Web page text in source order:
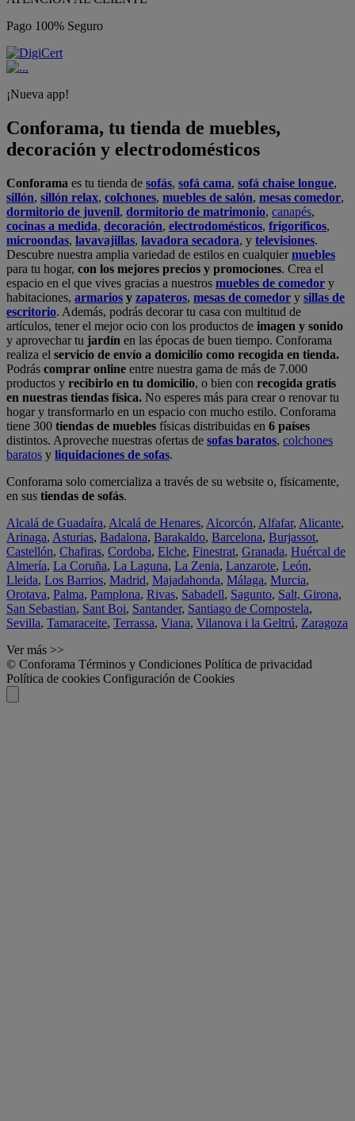
Pago 100% Seguro
¡Nueva app!
Conforama, tu tienda de muebles,
decoración y electrodomésticos
Conforama es tu tienda de sofás, sofá cama, sofá chaise longue,
sillón, sillón relax, colchones, muebles de salón, mesas comedor,
dormitorio de juvenil, dormitorio de matrimonio, canapés,
cocinas a medida, decoración, electrodomésticos, frigoríficos,
microondas, lavavajillas, lavadora secadora, y televisiones.
Descubre nuestra amplia variedad de estilos en cualquiermuebles
para tu hogar, con los mejores precios y promociones. Crea el
espacio en el que vives gracias a nuestros muebles de comedor y
habitaciones, armarios y zapateros, mesas de comedor y sillas de
escritorio. Además, podrás decorar tu casa con multitud de
artículos, tener el mejor ocio con los productos de imagen y sonido
y aprovechar tu jardín en las épocas de buen tiempo. Conforama
realiza el servicio de envío a domicilio como recogida en tienda.
Podrás comprar online entre nuestra gama de más de 7.000
productos y recibirlo en tu domicilio, o bien con recogida gratis
en nuestras tiendas física. No esperes más para crear o renovar tu
hogar y transformarlo en un espacio con mucho estilo. Conforama
tiene 300 tiendas de muebles físicas distribuidas en 6 países
distintos. Aproveche nuestras ofertas de sofas baratos, colchones
baratos y liquidaciones de sofas.
Conforama solo comercializa a través de su website o, físicamente,
en sus tiendas de sofás.
Alcalá de Guadaíra, Alcalá de Henares, Alcorcón, Alfafar, Alicante,
Arinaga, Asturias, Badalona, Barakaldo, Barcelona, Burjassot,
Castellón, Chafiras, Cordoba, Elche, Finestrat, Granada, Huércal de
Almería, La Coruña, La Laguna, La Zenia, Lanzarote, León,
Lleida, Los Barrios, Madrid, Majadahonda, Málaga, Murcia,
Orotava, Palma, Pamplona, Rivas, Sabadell, Sagunto, Salt, Girona,
San Sebastian, Sant Boi, Santander, Santiago de Compostela,
Sevilla, Tamaraceite, Terrassa, Viana, Vilanova i la Geltrú, Zaragoza
Ver más >>
© Conforama Términos y Condiciones Política de privacidad
Política de cookies Configuración de Cookies